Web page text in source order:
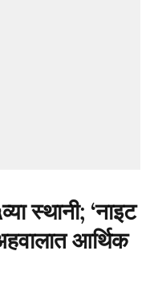
स्थानी; ‘नाइट
आर्थिक